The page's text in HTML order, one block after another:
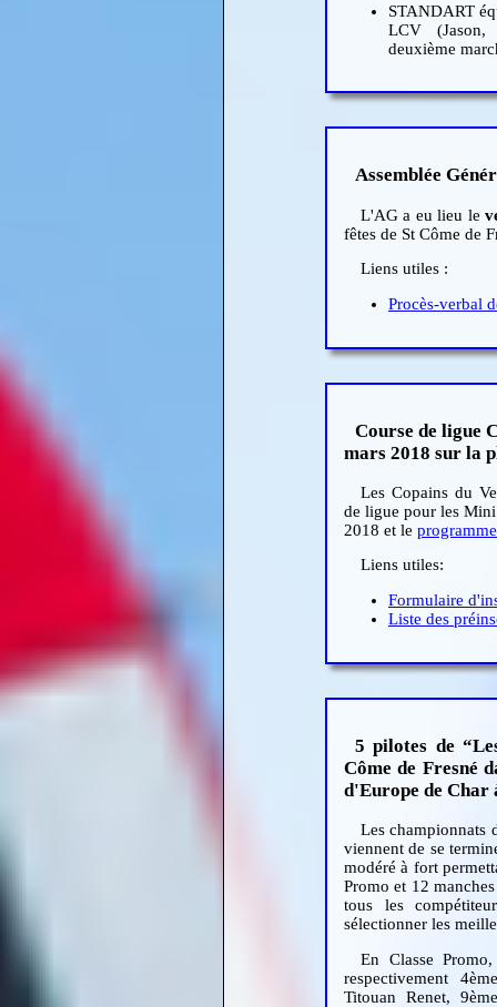
STANDART
LCV
deuxième
Assemblée
L'AG a eu lieu le
fêtes de St Côme de
Liens utiles :
Procès-verbal
Course de ligue
mars 2018 sur la
Les Copains du
de ligue pour les
2018 et le programme
Liens utiles:
Formulaire
Liste des
5 pilotes de
Côme de Fresné
d'Europe de Char
Les championnats
viennent de se
modéré à fort
Promo et 12
tous les
sélectionner les
En Classe
respectivement
Titouan Renet,